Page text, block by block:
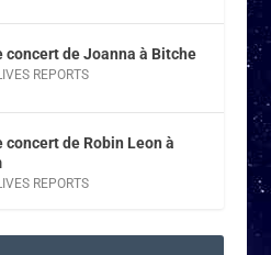
concert de Joanna à Bitche
REPORTS
concert de Robin Leon à
REPORTS